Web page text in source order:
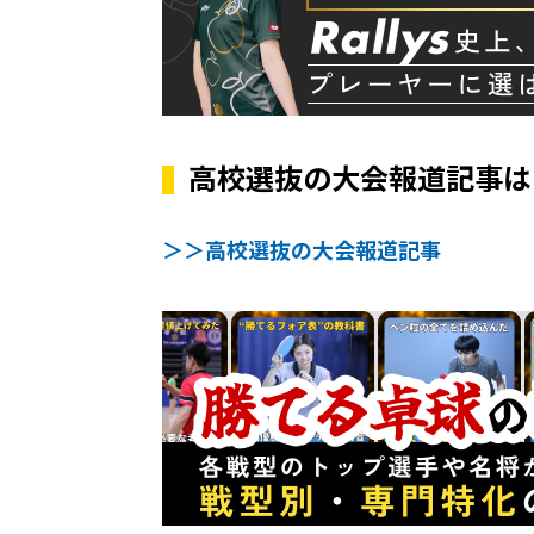
高校選抜の大会報道記事
＞＞高校選抜の大会報道記事